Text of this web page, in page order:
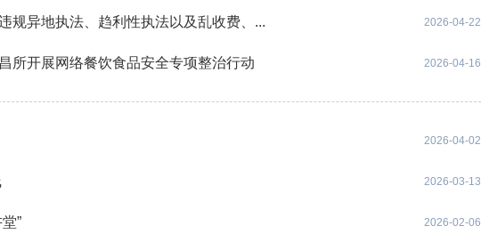
规异地执法、趋利性执法以及乱收费、... 2026-04-22
开展网络餐饮食品安全专项整治行动 2026-04-16
2026-04-02
2026-03-13
” 2026-02-06